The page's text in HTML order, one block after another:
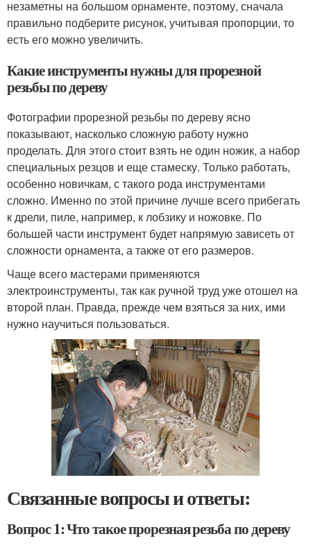
незаметны на большом орнаменте, поэтому, сначала
правильно подберите рисунок, учитывая пропорции, то
есть его можно увеличить.
Какие инструменты нужны для прорезной
резьбы по дереву
Фотографии прорезной резьбы по дереву ясно
показывают, насколько сложную работу нужно
проделать. Для этого стоит взять не один ножик, а набор
специальных резцов и еще стамеску. Только работать,
особенно новичкам, с такого рода инструментами
сложно. Именно по этой причине лучше всего прибегать
к дрели, пиле, например, к лобзику и ножовке. По
большей части инструмент будет напрямую зависеть от
сложности орнамента, а также от его размеров.
Чаще всего мастерами применяются
электроинструменты, так как ручной труд уже отошел на
второй план. Правда, прежде чем взяться за них, ими
нужно научиться пользоваться.
Связанные вопросы и ответы:
Вопрос 1: Что такое прорезная резьба по дереву